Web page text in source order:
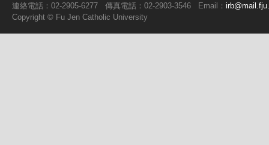
連絡電話：02-2905-6277
傳真電話：02-2903-3546 Email：
Copyright © Fu Jen Catholic University